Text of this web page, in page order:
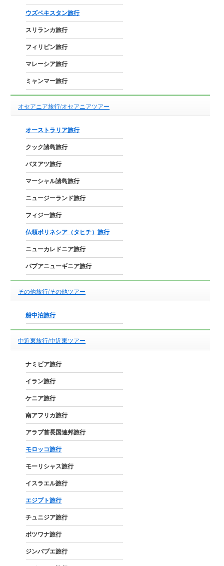
ウズベキスタン旅行
スリランカ旅行
フィリピン旅行
マレーシア旅行
ミャンマー旅行
オセアニア旅行/オセアニアツアー
オーストラリア旅行
クック諸島旅行
バヌアツ旅行
マーシャル諸島旅行
ニュージーランド旅行
フィジー旅行
仏領ポリネシア（タヒチ）旅行
ニューカレドニア旅行
パプアニューギニア旅行
その他旅行/その他ツアー
船中泊旅行
中近東旅行/中近東ツアー
ナミビア旅行
イラン旅行
ケニア旅行
南アフリカ旅行
アラブ首長国連邦旅行
モロッコ旅行
モーリシャス旅行
イスラエル旅行
エジプト旅行
チュニジア旅行
ボツワナ旅行
ジンバブエ旅行